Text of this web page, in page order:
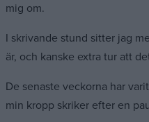
mig om.
I skrivande stund sitter jag
är, och kanske extra tur att
De senaste veckorna har
min kropp skriker efter en